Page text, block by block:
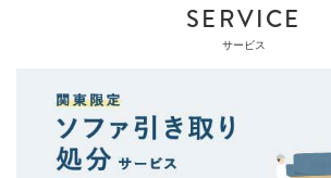
SERVICE
サービス